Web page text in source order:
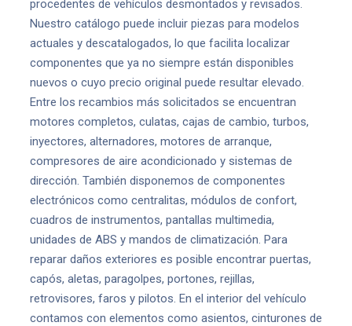
procedentes de vehículos desmontados y revisados.
Nuestro catálogo puede incluir piezas para modelos
actuales y descatalogados, lo que facilita localizar
componentes que ya no siempre están disponibles
nuevos o cuyo precio original puede resultar elevado.
Entre los recambios más solicitados se encuentran
motores completos, culatas, cajas de cambio, turbos,
inyectores, alternadores, motores de arranque,
compresores de aire acondicionado y sistemas de
dirección. También disponemos de componentes
electrónicos como centralitas, módulos de confort,
cuadros de instrumentos, pantallas multimedia,
unidades de ABS y mandos de climatización. Para
reparar daños exteriores es posible encontrar puertas,
capós, aletas, paragolpes, portones, rejillas,
retrovisores, faros y pilotos. En el interior del vehículo
contamos con elementos como asientos, cinturones de